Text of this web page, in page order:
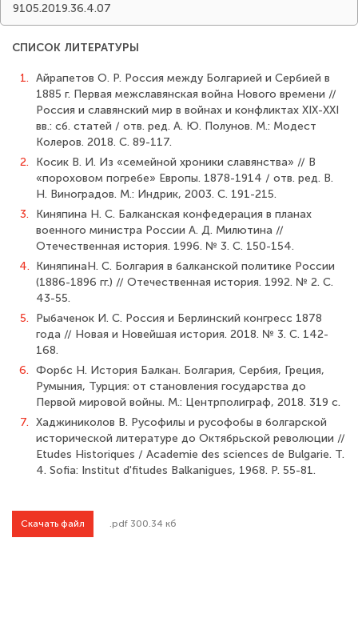
9105.2019.36.4.07
СПИСОК ЛИТЕРАТУРЫ
1. Айрапетов О. Р. Россия между Болгарией и Сербией в
1885 г. Первая межсла­вянская война Нового времени //
Россия и славянский мир в войнах и конфликтах XIX-XXI
вв.: сб. статей / отв. ред. А. Ю. Полунов. М.: Модест
Колеров. 2018. С. 89-117.
2.
Косик В. И. Из «семейной хроники славянства» // В
«пороховом погребе» Европы. 1878-1914 / отв. ред. В.
Н. Виноградов. М.: Индрик, 2003. С. 191-215.
3.
Киняпина Н. С. Балканская конфедерация в планах
военного министра России А. Д. Милютина //
Отечественная история. 1996. № 3. С. 150-154.
4. КиняпинаН. С. Болгария в балканской политике России
(1886-1896 гг.) // Отечест­венная история. 1992. № 2. С.
43-55.
5.
Рыбаченок И. С. Россия и Берлинский конгресс 1878
года // Новая и Новейшая история. 2018. № 3. С. 142-
168.
6. Форбс Н. История Балкан. Болгария, Сербия, Греция,
Румыния, Турция: от становления государства до
Первой мировой войны. М.: Центрполиграф, 2018. 319 с.
7. Хаджиниколов В. Русофилы и русофобы в болгарской
исторической литературе до Октябрьской революции //
Etudes Historiques / Academie des sciences de Bulgarie. Т.
4. Sofia: Institut d'fitudes Balkanigues, 1968. P. 55-81.
Скачать файл .pdf 300.34 кб